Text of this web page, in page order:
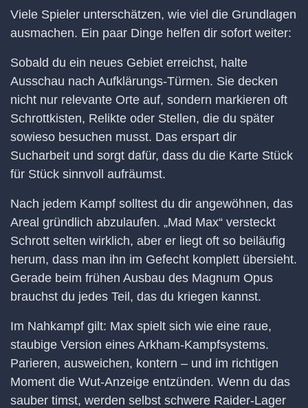
Viele Spieler unterschätzen, wie viel die Grundlagen
ausmachen. Ein paar Dinge helfen dir sofort weiter:
Sobald du ein neues Gebiet erreichst, halte
Ausschau nach Aufklärungs-Türmen. Sie decken
nicht nur relevante Orte auf, sondern markieren oft
Schrottkisten, Relikte oder Stellen, die du später
sowieso besuchen musst. Das erspart dir
Sucharbeit und sorgt dafür, dass du die Karte Stück
für Stück sinnvoll aufräumst.
Nach jedem Kampf solltest du dir angewöhnen, das
Areal gründlich abzulaufen. „Mad Max“ versteckt
Schrott selten wirklich, aber er liegt oft so beiläufig
herum, dass man ihn im Gefecht komplett übersieht.
Gerade beim frühen Ausbau des Magnum Opus
brauchst du jedes Teil, das du kriegen kannst.
Im Nahkampf gilt: Max spielt sich wie eine raue,
staubige Version eines Arkham-Kampfsystems.
Parieren, ausweichen, kontern – und im richtigen
Moment die Wut-Anzeige entzünden. Wenn du das
sauber timst, werden selbst schwere Raider-Lager